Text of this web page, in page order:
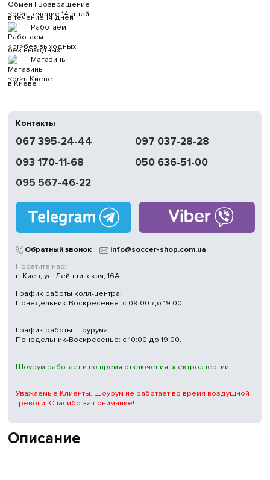
в течение 14 дней
Работаем
без выходных
Магазины
в Киеве
Описание
Контакты
067 395-24-44
097 037-28-28
093 170-11-68
050 636-51-00
095 567-46-22
Обратный звонок
info@soccer-shop.com.ua
Посетите нас:
г. Киев, ул. Лейпцигская, 16А
График работы колл-центра:
Понедельник-Воскресенье: с 09:00 до 19:00.
График работы Шоурума:
Понедельник-Воскресенье: с 10:00 до 19:00.
Шоурум работает и во время отключения электроэнергии!
Уважаемые Клиенты, Шоурум не работает во время воздушной
тревоги. Спасибо за понимание!